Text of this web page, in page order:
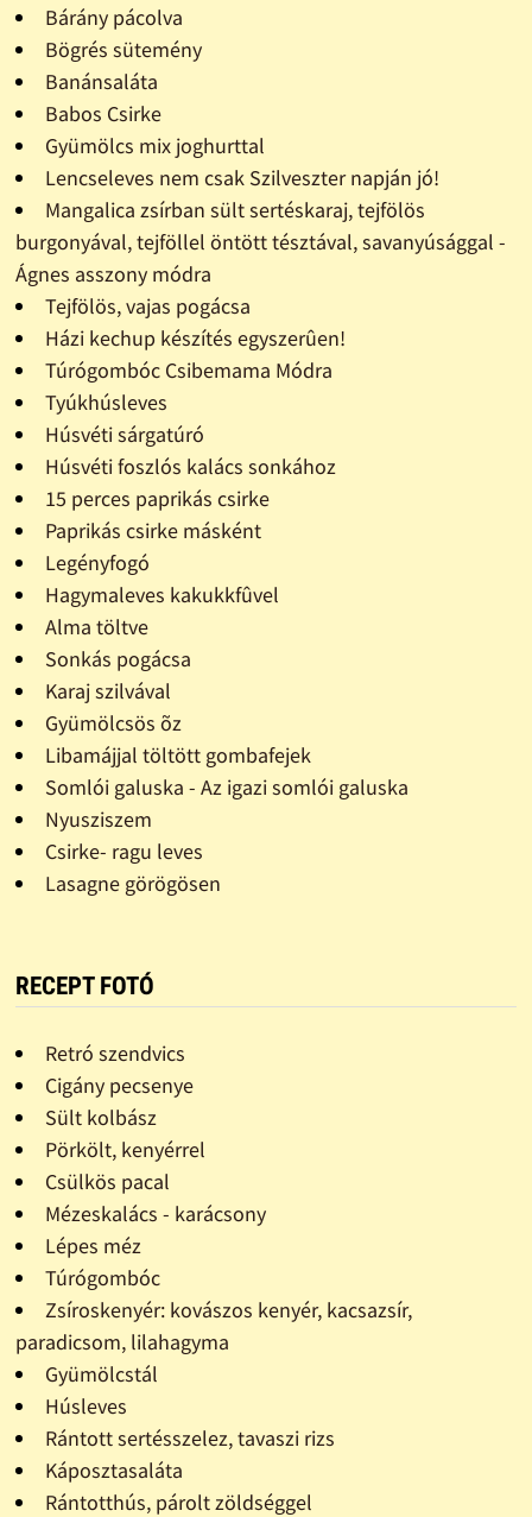
Bárány pácolva
Bögrés sütemény
Banánsaláta
Babos Csirke
Gyümölcs mix joghurttal
Lencseleves nem csak Szilveszter napján jó!
Mangalica zsírban sült sertéskaraj, tejfölös
burgonyával, tejföllel öntött tésztával, savanyúsággal -
Ágnes asszony módra
Tejfölös, vajas pogácsa
Házi kechup készítés egyszerûen!
Túrógombóc Csibemama Módra
Tyúkhúsleves
Húsvéti sárgatúró
Húsvéti foszlós kalács sonkához
15 perces paprikás csirke
Paprikás csirke másként
Legényfogó
Hagymaleves kakukkfûvel
Alma töltve
Sonkás pogácsa
Karaj szilvával
Gyümölcsös õz
Libamájjal töltött gombafejek
Somlói galuska - Az igazi somlói galuska
Nyusziszem
Csirke- ragu leves
Lasagne görögösen
RECEPT FOTÓ
Retró szendvics
Cigány pecsenye
Sült kolbász
Pörkölt, kenyérrel
Csülkös pacal
Mézeskalács - karácsony
Lépes méz
Túrógombóc
Zsíroskenyér: kovászos kenyér, kacsazsír,
paradicsom, lilahagyma
Gyümölcstál
Húsleves
Rántott sertésszelez, tavaszi rizs
Káposztasaláta
Rántotthús, párolt zöldséggel